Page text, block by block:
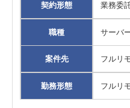
契約形態 業務委
職種 サーバ
案件先 フルリ
勤務形態 フルリ